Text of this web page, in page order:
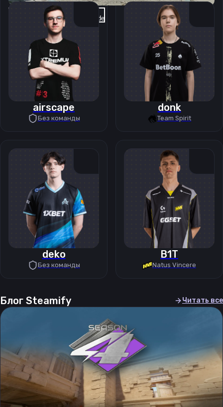
Previous slide Next slide
airscape
Без команды
donk
Team Spirit
deko
Без команды
B1T
Natus Vincere
Блог Steamify Читать все